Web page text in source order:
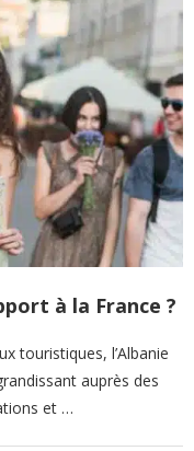
à la France ?
touristiques, l’Albanie
auprès des
et …